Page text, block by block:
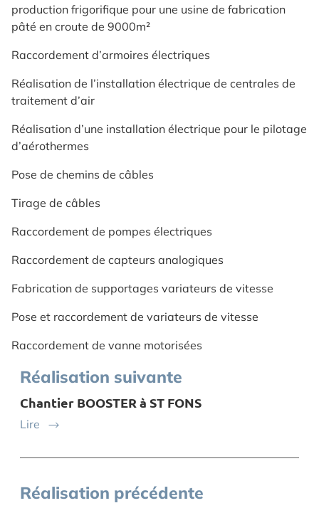
production frigorifique pour une usine de fabrication
pâté en croute de 9000m²
Raccordement d’armoires électriques
Réalisation de l’installation électrique de centrales de
traitement d’air
Réalisation d’une installation électrique pour le pilotage
d’aérothermes
Pose de chemins de câbles
Tirage de câbles
Raccordement de pompes électriques
Raccordement de capteurs analogiques
Fabrication de supportages variateurs de vitesse
Pose et raccordement de variateurs de vitesse
Raccordement de vanne motorisées
Réalisation suivante
Chantier BOOSTER à ST FONS
Lire
Réalisation précédente